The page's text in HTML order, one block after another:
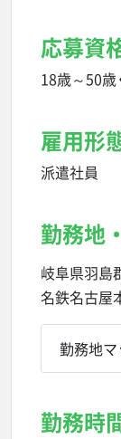
応募資
18歳～50
雇用形
派遣社員
勤務地
岐阜県羽島
名鉄名古
勤務地
勤務時